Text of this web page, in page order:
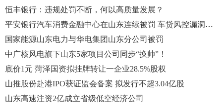
恒丰银行：违规处罚不断，何以高质量发展？
平安银行汽车消费金融中心在山东连续被罚 车贷风控漏洞引关注
国家能源山东电力与华电集团山东分公司被罚
中广核风电旗下山东5家项目公司同步“换帅”！
底价1元 菏泽国资拟挂牌转让一企业28.5%股权
山推股份赴港IPO获证监会备案 拟发行不超3.04亿股
山东高速注资2亿成立省级低空经济公司